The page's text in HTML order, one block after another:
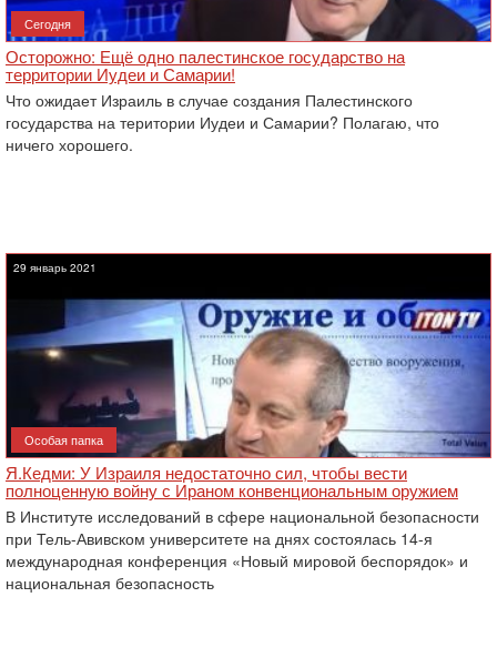
Сегодня
Осторожно: Ещё одно палестинское государство на
территории Иудеи и Самарии!
Что ожидает Израиль в случае создания Палестинского
государства на територии Иудеи и Самарии? Полагаю, что
ничего хорошего.
29 январь 2021
Особая папка
Я.Кедми: У Израиля недостаточно сил, чтобы вести
полноценную войну с Ираном конвенциональным оружием
В Институте исследований в сфере национальной безопасности
при Тель-Авивском университете на днях состоялась 14-я
международная конференция «Новый мировой беспорядок» и
национальная безопасность